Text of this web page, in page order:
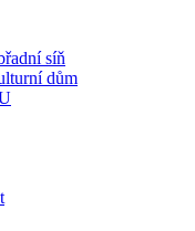
síň
dům